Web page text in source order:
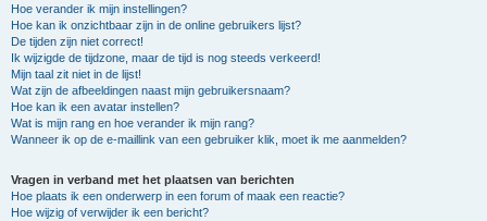
Hoe verander ik mijn instellingen?
Hoe kan ik onzichtbaar zijn in de online gebruikers lijst?
De tijden zijn niet correct!
Ik wijzigde de tijdzone, maar de tijd is nog steeds verkeerd!
Mijn taal zit niet in de lijst!
Wat zijn de afbeeldingen naast mijn gebruikersnaam?
Hoe kan ik een avatar instellen?
Wat is mijn rang en hoe verander ik mijn rang?
Wanneer ik op de e-maillink van een gebruiker klik, moet ik me aanmelden?
Vragen in verband met het plaatsen van berichten
Hoe plaats ik een onderwerp in een forum of maak een reactie?
Hoe wijzig of verwijder ik een bericht?